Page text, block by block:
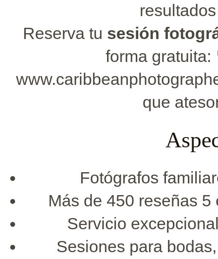
Reserva tu sesión
forma gratuita:
que
Fotógrafos
Más de 450 reseñas
Servicio
Sesiones para